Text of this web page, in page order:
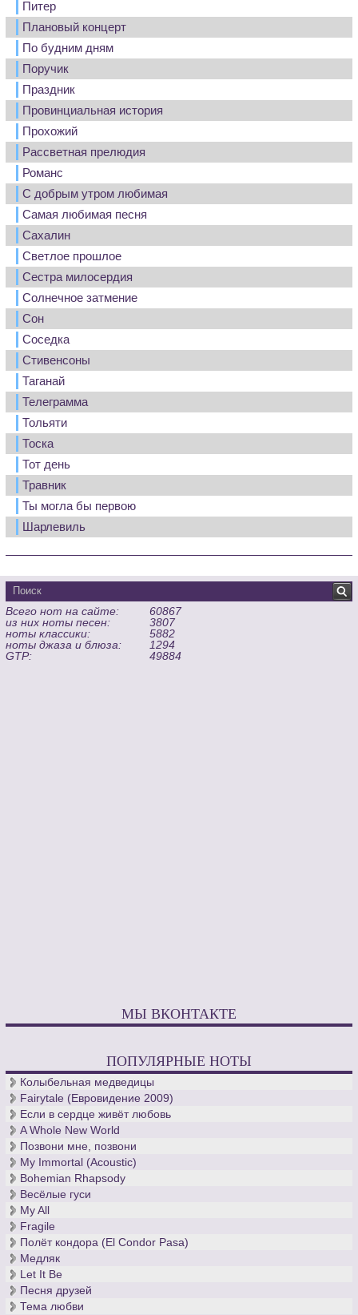
Питер
Плановый концерт
По будним дням
Поручик
Праздник
Провинциальная история
Прохожий
Рассветная прелюдия
Романс
С добрым утром любимая
Самая любимая песня
Сахалин
Светлое прошлое
Сестра милосердия
Солнечное затмение
Сон
Соседка
Стивенсоны
Таганай
Телеграмма
Тольяти
Тоска
Тот день
Травник
Ты могла бы первою
Шарлевиль
Всего нот на сайте:
60867
из них ноты песен:
3807
ноты классики:
5882
ноты джаза и блюза:
1294
GTP:
49884
МЫ ВКОНТАКТЕ
ПОПУЛЯРНЫЕ НОТЫ
Колыбельная медведицы
Fairytale (Евровидение 2009)
Если в сердце живёт любовь
A Whole New World
Позвони мне, позвони
My Immortal (Acoustic)
Bohemian Rhapsody
Весёлые гуси
My All
Fragile
Полёт кондора (El Condor Pasa)
Медляк
Let It Be
Песня друзей
Тема любви